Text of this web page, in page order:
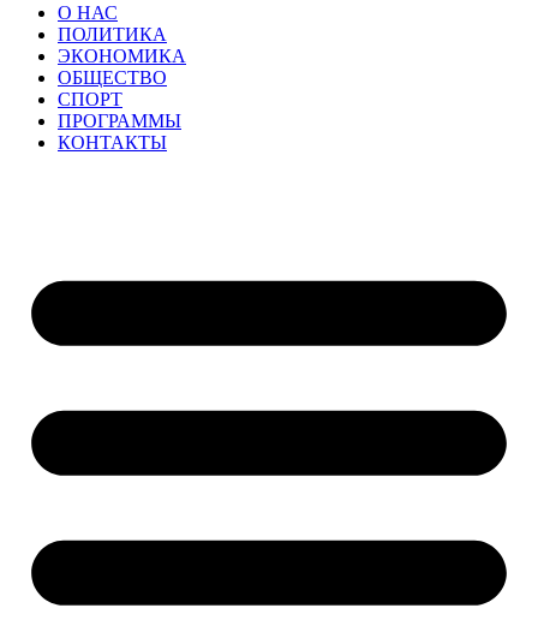
О НАС
ПОЛИТИКА
ЭКОНОМИКА
ОБЩЕСТВО
СПОРТ
ПРОГРАММЫ
КОНТАКТЫ